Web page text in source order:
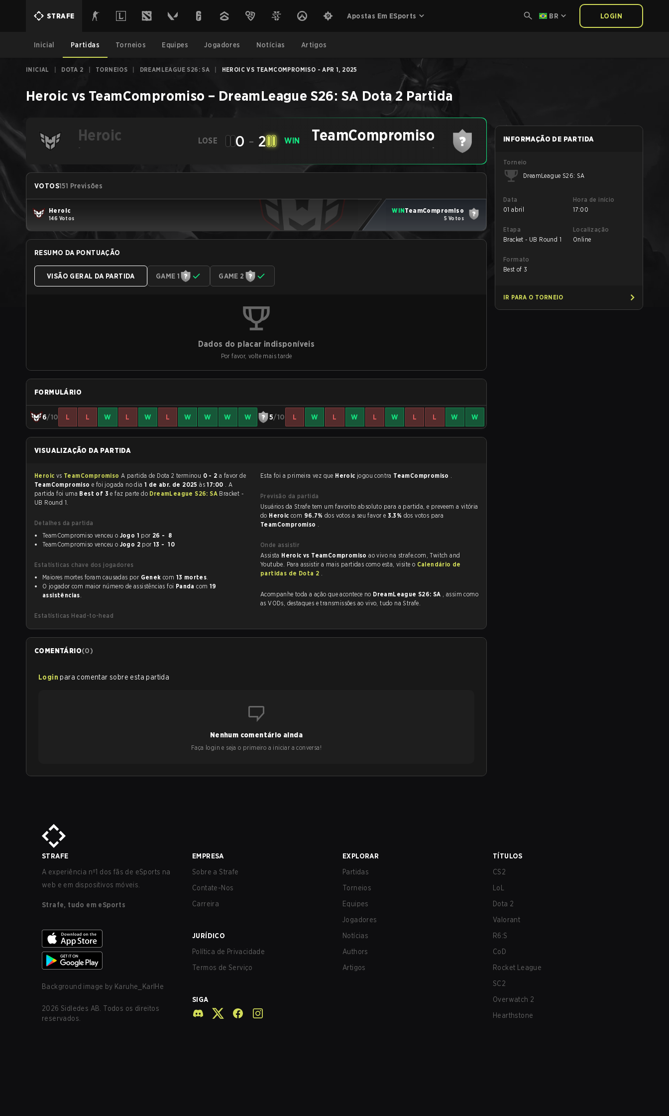
STRAFE Apostas Em ESports BR LOGIN
Inicial Partidas Torneios Equipes Jogadores Notícias Artigos
INICIAL DOTA 2 TORNEIOS DREAMLEAGUE S26: SA HEROIC VS TEAMCOMPROMISO - APR 1, 2025
Heroic vs TeamCompromiso – DreamLeague S26: SA Dota 2 Partida
Heroic
-
LOSE 0 - 2 WIN TeamCompromiso
-
VOTOS151 Previsões
Heroic
146 Votos
WINTeamCompromiso
5 Votos
RESUMO DA PONTUAÇÃO
VISÃO GERAL DA PARTIDA GAME 1 GAME 2
Dados do placar indisponíveis
Por favor, volte mais tarde
FORMULÁRIO
6/10 L L W L W L W W W W 5/10 L W L W L W L L W W
VISUALIZAÇÃO DA PARTIDA
Heroic vs TeamCompromiso A partida de Dota 2 terminou 0 - 2 a favor de
TeamCompromiso
e foi jogada no dia 1 de abr. de 2025às17:00 . A
partida foi uma Best of 3e faz parte do DreamLeague S26: SA Bracket -
UB Round 1.
Detalhes da partida
TeamCompromiso venceu o Jogo 1 por
26 - 8
TeamCompromiso venceu o Jogo 2 por 13 - 10
Estatísticas chave dos jogadores
Maiores mortes foram causadas por Genek com 13 mortes.
O jogador com maior número de assistências foi Panda com 19
assistências.
Estatísticas Head-to-head
Esta foi a primeira vez que Heroic jogou contra TeamCompromiso .
Previsão da partida
Usuários da Strafe tem um favorito absoluto para a partida, e preveem a vitória
do Heroic com 96.7% dos votos a seu favor e 3.3% dos votos para
TeamCompromiso .
Onde assistir
Assista Heroic vs TeamCompromisoao vivo na strafe.com, Twitch and
Youtube. Para assistir a mais partidas como esta, visite o Calendário de
partidas de Dota 2 .
Acompanhe toda a ação que acontece no DreamLeague S26: SA , assim como
as VODs, destaques e transmissões ao vivo, tudo na Strafe.
COMENTÁRIO(0)
Login para comentar sobre esta partida
Nenhum comentário ainda
Faça login e seja o primeiro a iniciar a conversa!
INFORMAÇÃO DE PARTIDA
Torneio
DreamLeague S26: SA
Data
01 abril
Hora de início
17:00
Etapa
Bracket - UB Round 1
Localização
Online
Formato
Best of 3
IR PARA O TORNEIO
STRAFE
A experiência nº1 dos fãs de eSports na
web e em dispositivos móveis.
Strafe, tudo em eSports
Background image by Karuhe_KarlHe
2026 Sidledes AB. Todos os direitos
reservados.
EMPRESA
Sobre a Strafe
Contate-Nos
Carreira
JURÍDICO
Política de Privacidade
Termos de Serviço
SIGA
EXPLORAR
Partidas
Torneios
Equipes
Jogadores
Notícias
Authors
Artigos
TÍTULOS
CS2
LoL
Dota 2
Valorant
R6:S
CoD
Rocket League
SC2
Overwatch 2
Hearthstone